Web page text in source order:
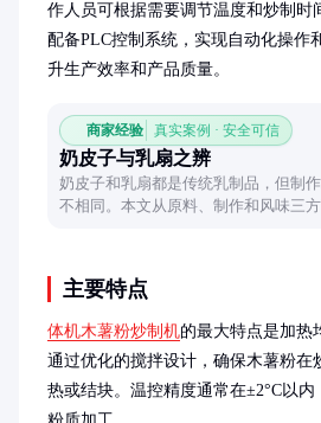
作人员可根据需要调节温度和炒制时
配备PLC控制系统，实现自动化操作
升生产效率和产品质量。
商家经验 真实案例 · 安全可信
奶皮子与乳扇之辨
奶皮子和乳扇都是传统乳制品，但制
不相同。本文从原料、制作和风味三
主要特点
体机木薯粉炒制机的最大特点是加热
通过优化的搅拌设计，确保木薯粉在
热或结块。温控精度通常在±2°C以